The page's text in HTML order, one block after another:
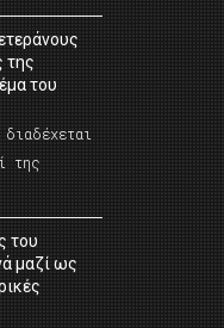
της
του
της
του
μαζί ως